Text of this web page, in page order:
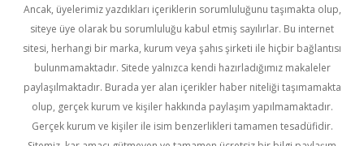
Ancak, üyelerimiz yazdıkları içeriklerin sorumluluğunu taşımakta olup,
siteye üye olarak bu sorumluluğu kabul etmiş sayılırlar. Bu internet
sitesi, herhangi bir marka, kurum veya şahıs şirketi ile hiçbir bağlantısı
bulunmamaktadır. Sitede yalnızca kendi hazırladığımız makaleler
paylaşılmaktadır. Burada yer alan içerikler haber niteliği taşımamakta
olup, gerçek kurum ve kişiler hakkında paylaşım yapılmamaktadır.
Gerçek kurum ve kişiler ile isim benzerlikleri tamamen tesadüfidir.